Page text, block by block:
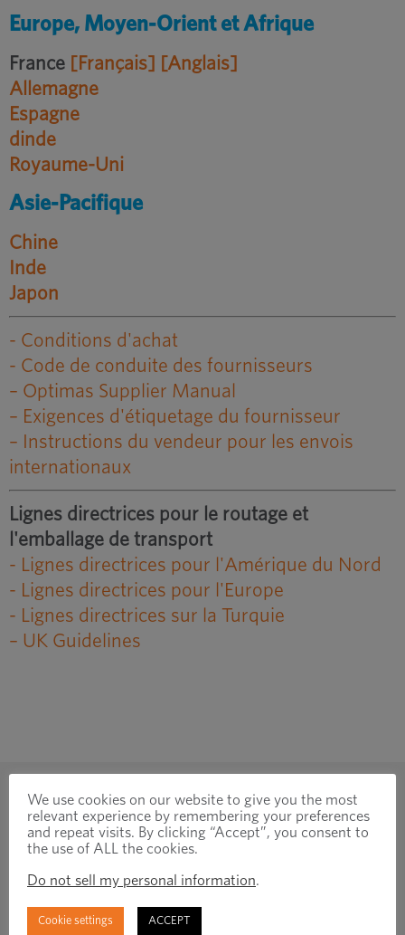
Europe, Moyen-Orient et Afrique
France [Français] [Anglais]
Allemagne
Espagne
dinde
Royaume-Uni
Asie-Pacifique
Chine
Inde
Japon
- Conditions d'achat
- Code de conduite des fournisseurs
– Optimas Supplier Manual
– Exigences d'étiquetage du fournisseur
– Instructions du vendeur pour les envois
internationaux
Lignes directrices pour le routage et
l'emballage de transport
- Lignes directrices pour l'Amérique du Nord
- Lignes directrices pour l'Europe
- Lignes directrices sur la Turquie
– UK Guidelines
manufacturer/distributor
We use cookies on our website to give you the most
relevant experience by remembering your preferences
and repeat visits. By clicking “Accept”, you consent to
the use of ALL the cookies.
Do not sell my personal information.
Cookie settings ACCEPT